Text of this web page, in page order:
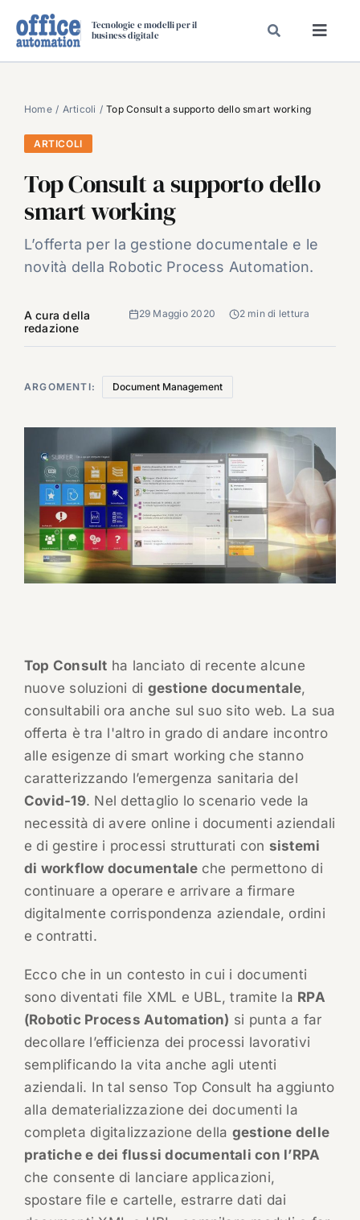
Tecnologie e modelli per il
business digitale
SPECIAL PAPER
TAVOLE ROTONDE DI REDAZIONE
CARRIERE
VIDEO
EVENTI
Home Articoli Top Consult a supporto dello smart working
ARTICOLI
Top Consult a supporto dello
smart working
L’offerta per la gestione documentale e le
novità della Robotic Process Automation.
A cura della
redazione
29 Maggio 2020 2 min di lettura
ARGOMENTI: Document Management
Top Consult ha lanciato di recente alcune
nuove soluzioni di gestione documentale,
consultabili ora anche sul suo sito web. La sua
offerta è tra l'altro in grado di andare incontro
alle esigenze di smart working che stanno
caratterizzando l’emergenza sanitaria del
Covid-19. Nel dettaglio lo scenario vede la
necessità di avere online i documenti aziendali
e di gestire i processi strutturati con sistemi
di workflow documentale che permettono di
continuare a operare e arrivare a firmare
digitalmente corrispondenza aziendale, ordini
e contratti.
Ecco che in un contesto in cui i documenti
sono diventati file XML e UBL, tramite la RPA
(Robotic Process Automation) si punta a far
decollare l’efficienza dei processi lavorativi
semplificando la vita anche agli utenti
aziendali. In tal senso Top Consult ha aggiunto
alla dematerializzazione dei documenti la
completa digitalizzazione della gestione delle
pratiche e dei flussi documentali con l’RPA
che consente di lanciare applicazioni,
spostare file e cartelle, estrarre dati dai